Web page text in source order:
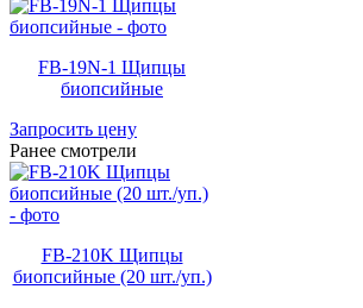
FB-19N-1 Щипцы
биопсийные
Запросить цену
Ранее смотрели
FB-210K Щипцы
биопсийные (20 шт./уп.)